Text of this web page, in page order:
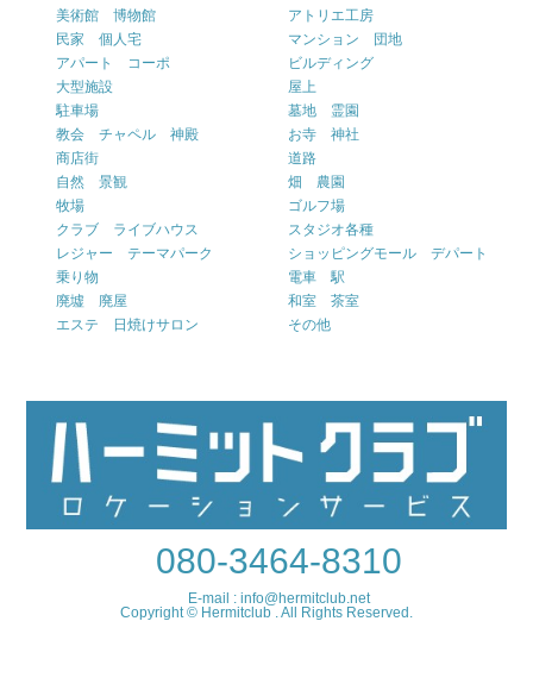
美術館 博物館
アトリエ工房
民家 個人宅
マンション 団地
アパート コーポ
ビルディング
大型施設
屋上
駐車場
墓地 霊園
教会 チャペル 神殿
お寺 神社
商店街
道路
自然 景観
畑 農園
牧場
ゴルフ場
クラブ ライブハウス
スタジオ各種
レジャー テーマパーク
ショッピングモール デパート
乗り物
電車 駅
廃墟 廃屋
和室 茶室
エステ 日焼けサロン
その他
080-3464-8310
E-mail : info@hermitclub.net
Copyright © Hermitclub . All Rights Reserved.